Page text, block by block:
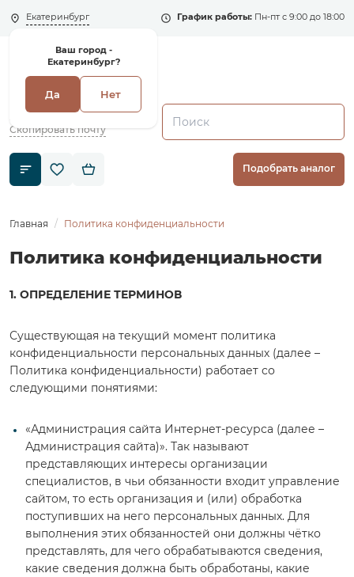
Екатеринбург
Ваш город -
Екатеринбург?
Да Нет
График работы: Пн-пт с 9:00 до 18:00
Скопировать почту
Подобрать аналог
Главная Политика конфиденциальности
Политика конфиденциальности
1. ОПРЕДЕЛЕНИЕ ТЕРМИНОВ
Существующая на текущий момент политика
конфиденциальности персональных данных (далее –
Политика конфиденциальности) работает со
следующими понятиями:
«Администрация сайта Интернет-ресурса (далее –
Администрация сайта)». Так называют
представляющих интересы организации
специалистов, в чьи обязанности входит управление
сайтом, то есть организация и (или) обработка
поступивших на него персональных данных. Для
выполнения этих обязанностей они должны чётко
представлять, для чего обрабатываются сведения,
какие сведения должна быть обработаны, какие